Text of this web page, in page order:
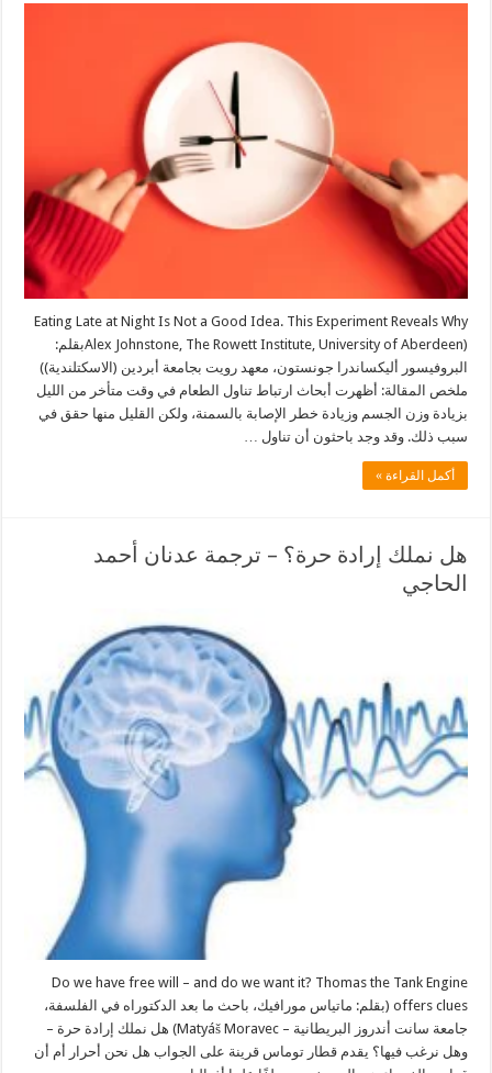
Eating Late at Night Is Not a Good Idea. This Experiment Reveals Why
(Alex Johnstone, The Rowett Institute, University of Aberdeenبقلم:
البروفيسور أليكساندرا جونستون، معهد رويت بجامعة أبردين (الاسكتلندية))
ملخص المقالة: أظهرت أبحاث ارتباط تناول الطعام في وقت متأخر من الليل
بزيادة وزن الجسم وزيادة خطر الإصابة بالسمنة، ولكن القليل منها حقق في
سبب ذلك. وقد وجد باحثون أن تناول …
أكمل القراءة »
هل نملك إرادة حرة؟ – ترجمة عدنان أحمد
الحاجي
Do we have free will – and do we want it? Thomas the Tank Engine
offers clues (بقلم: ماتياس مورافيك، باحث ما بعد الدكتوراه في الفلسفة،
جامعة سانت أندروز البريطانية – Matyáš Moravec) هل نملك إرادة حرة –
وهل نرغب فيها؟ يقدم قطار توماس قرينة على الجواب هل نحن أحرار أم أن